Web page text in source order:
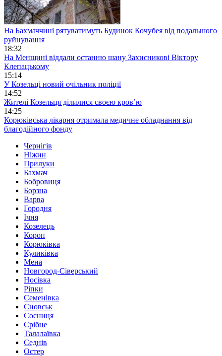
На Бахмаччині рятуватимуть Будинок Кочубея від подальшого
руйнування
18:32
На Менщині віддали останню шану Захисникові Віктору
Клепацькому
15:14
У Козельці новий очільник поліції
14:52
Жителі Козельця ділилися своєю кров’ю
14:25
Корюківська лікарня отримала медичне обладнання від
благодійного фонду
Чернігів
Ніжин
Прилуки
Бахмач
Бобровиця
Борзна
Варва
Городня
Ічня
Козелець
Короп
Корюківка
Куликівка
Мена
Новгород-Сіверський
Носівка
Ріпки
Семенівка
Сновськ
Сосниця
Срібне
Талалаївка
Седнів
Остер